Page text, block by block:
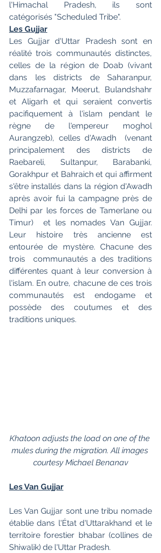
l'Himachal Pradesh, ils sont
catégorisés "Scheduled Tribe".
Les Gujjar
Les Gujjar d'Uttar Pradesh sont en
réalité trois communautés distinctes,
celles de la région de Doab (vivant
dans les districts de Saharanpur,
Muzzafarnagar, Meerut, Bulandshahr
et Aligarh et qui seraient convertis
pacifiquement à l'islam pendant le
règne de l'empereur moghol
Aurangzeb), celles d'Awadh  (venant
principalement des districts de
Raebareli, Sultanpur, Barabanki,
Gorakhpur et Bahraich et qui affirment
s'être installés dans la région d'Awadh
après avoir fui la campagne près de
Delhi par les forces de Tamerlane ou
Timur)  et les nomades Van Gujjar.
Leur histoire très ancienne est
entourée de mystère. Chacune des
trois  communautés a des traditions
différentes quant à leur conversion à
l'islam. En outre, chacune de ces trois
communautés est endogame et
possède des coutumes et des
traditions uniques.
Khatoon adjusts the load on one of the
mules during the migration. All images
courtesy Michael Benanav
Les Van Gujjar
Les Van Gujjar sont une tribu nomade
établie dans l'État d'Uttarakhand et le
territoire forestier bhabar (collines de
Shiwalik) de l'Uttar Pradesh.